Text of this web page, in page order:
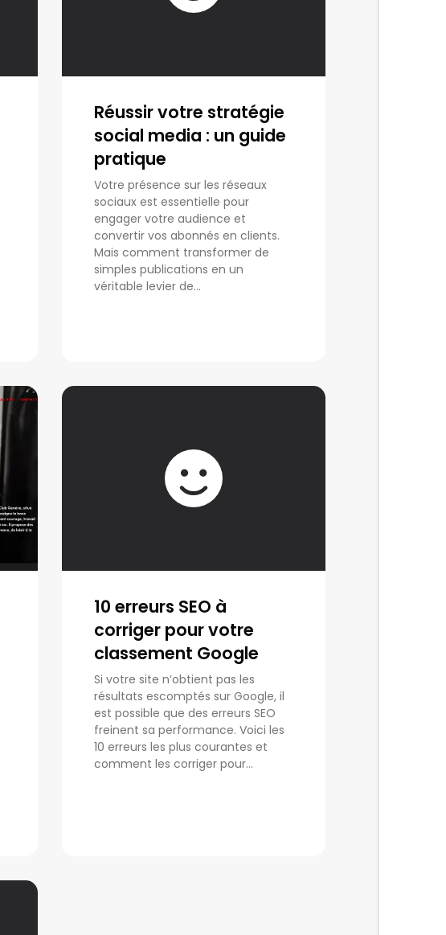
Réussir votre stratégie
social media : un guide
pratique
Votre présence sur les réseaux
sociaux est essentielle pour
engager votre audience et
convertir vos abonnés en clients.
Mais comment transformer de
simples publications en un
véritable levier de...
10 erreurs SEO à
corriger pour votre
classement Google
Si votre site n’obtient pas les
résultats escomptés sur Google, il
est possible que des erreurs SEO
freinent sa performance. Voici les
10 erreurs les plus courantes et
comment les corriger pour...